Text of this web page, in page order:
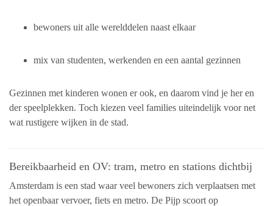
bewoners uit alle werelddelen naast elkaar
mix van studenten, werkenden en een aantal gezinnen
Gezinnen met kinderen wonen er ook, en daarom vind je her en
der speelplekken. Toch kiezen veel families uiteindelijk voor net
wat rustigere wijken in de stad.
Bereikbaarheid en OV: tram, metro en stations dichtbij
Amsterdam is een stad waar veel bewoners zich verplaatsen met
het openbaar vervoer, fiets en metro. De Pijp scoort op